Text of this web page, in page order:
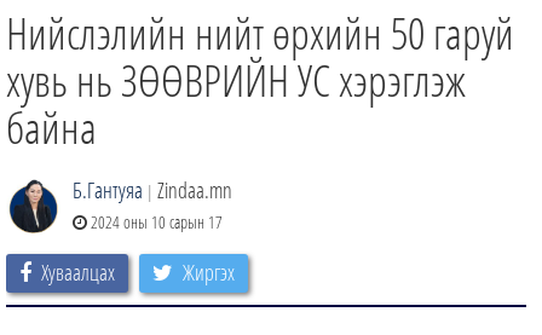
ӨГЛӨӨНИЙ СОНИН
ЗИНДАА СЭТГҮҮЛ
Нийслэлийн нийт өрхийн 50 гаруй
хувь нь ЗӨӨВРИЙН УС хэрэглэж
байна
Б.Гантуяа | Zindaa.mn
2024 оны 10 сарын 17
Хуваалцах Жиргэх